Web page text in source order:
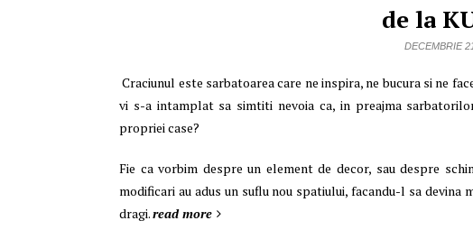
de la
DECEMBRIE
Craciunul este sarbatoarea care ne inspira, ne bucura si ne
vi s-a intamplat sa simtiti nevoia ca, in preajma
propriei case?
Fie ca vorbim despre un element de decor, sau despre
modificari au adus un suflu nou spatiului, facandu-l sa
dragi.read more